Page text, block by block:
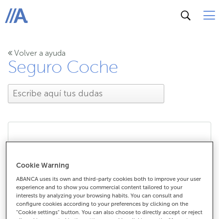
ABANCA
Volver a ayuda
Seguro Coche
trabajáis en el Seguro
Coche?
Cookie Warning
ABANCA uses its own and third-party cookies both to improve your user
experience and to show you commercial content tailored to your
interests by analyzing your browsing habits. You can consult and
configure cookies according to your preferences by clicking on the
"Cookie settings" button. You can also choose to directly accept or reject